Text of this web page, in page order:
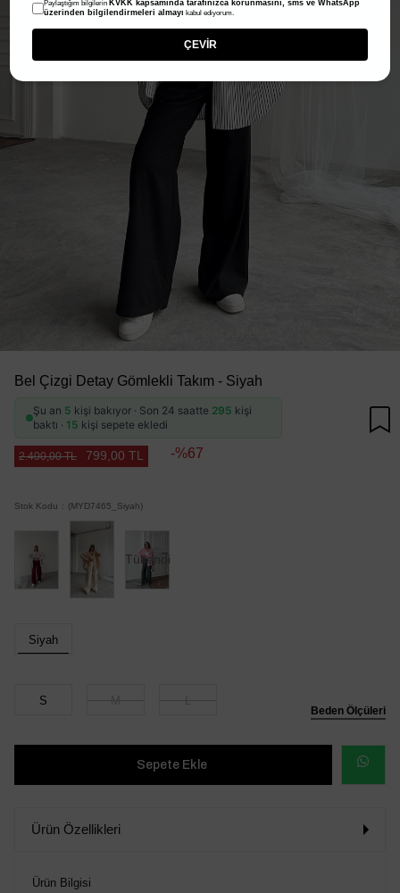
Bel Çizgi Detay Gömlekli Takım - Siyah
Şu an 5 kişi bakıyor · Son 24 saatte 295 kişi
baktı · 15 kişi sepete ekledi
2.400,00 TL 799,00 TL 67
Stok Kodu (MYD7465_Siyah)
Tükendi
Beden Ölçüleri
Siyah
S
SİPARİŞ
Ürün Özellikleri
Ürün Bilgisi
Paylaştığım bilgilerin KVKK kapsamında tarafınızca korunmasını, sms ve WhatsApp
üzerinden bilgilendirmeleri almayı kabul ediyorum.
ÇEVİR